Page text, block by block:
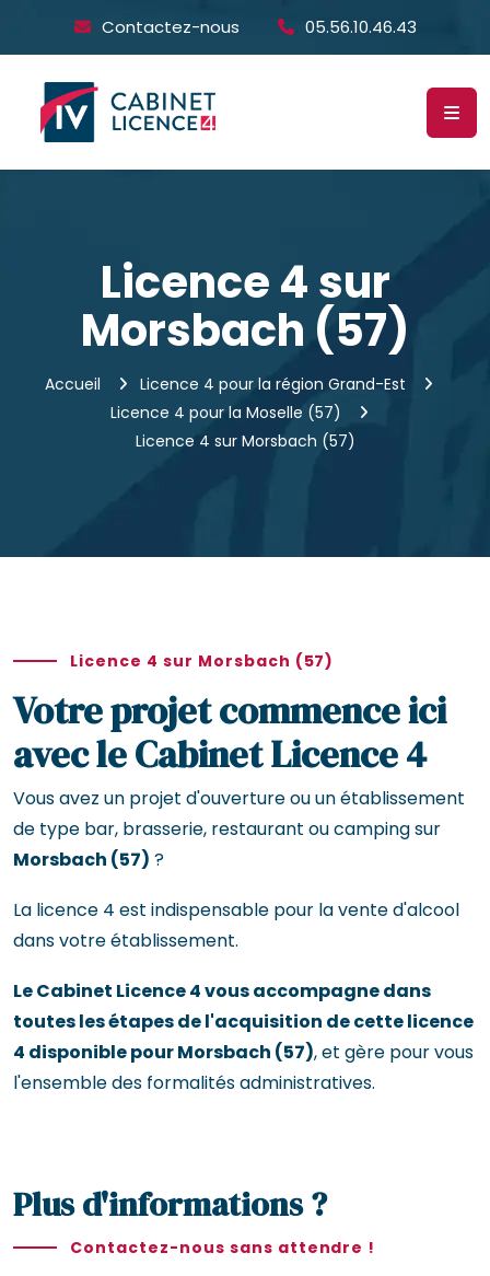
Contactez-nous 05.56.10.46.43
Licence 4 sur
Morsbach (57)
Accueil
Licence 4 pour la région Grand-Est
Licence 4 pour la Moselle (57)
Licence 4 sur Morsbach (57)
Licence 4 sur Morsbach (57)
Votre projet commence ici
avec le Cabinet Licence 4
Vous avez un projet d'ouverture ou un établissement
de type bar, brasserie, restaurant ou camping sur
Morsbach (57) ?
La licence 4 est indispensable pour la vente d'alcool
dans votre établissement.
Le Cabinet Licence 4 vous accompagne dans
toutes les étapes de l'acquisition de cette licence
4 disponible pour Morsbach (57), et gère pour vous
l'ensemble des formalités administratives.
Plus d'informations ?
Contactez-nous sans attendre !